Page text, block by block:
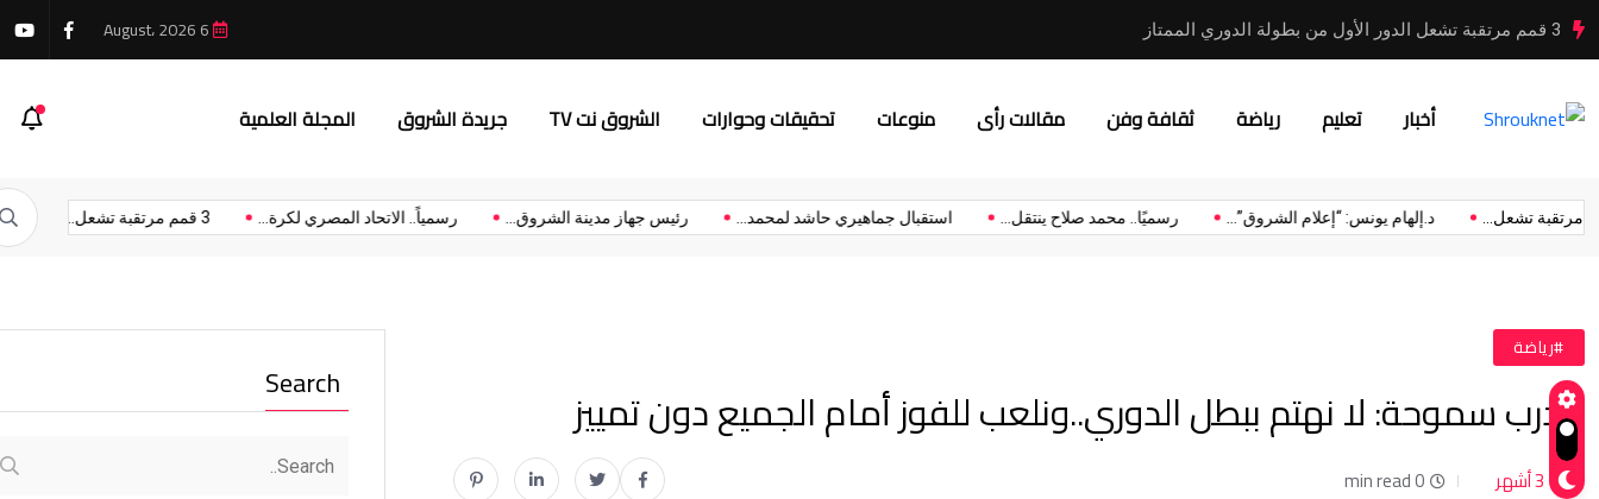
3 قمم مرتقبة تشعل الدور الأول من بطولة الدوري الممتاز
أخبار تعليم رياضة ثقافة وفن مقالات رأى منوعات تحقيقات وحوارات الشروق نت TV جريدة الشروق المجلة العلمية
3 قمم مرتقبة تشعل... رسمياً.. الاتحاد المصري لكرة... رئيس جهاز مدينة الشروق... استقبال جماهيري حاشد لمحمد... رسميًا.. محمد صلاح ينتقل... د.إلهام يونس: “إعلام الشروق”... 3 قمم مرتقبة تشعل...
#رياضة
مدرب سموحة: لا نهتم ببطل الدوري..ونلعب للفوز أمام الجميع دون تمييز
3 أشهر 0 min read
Search